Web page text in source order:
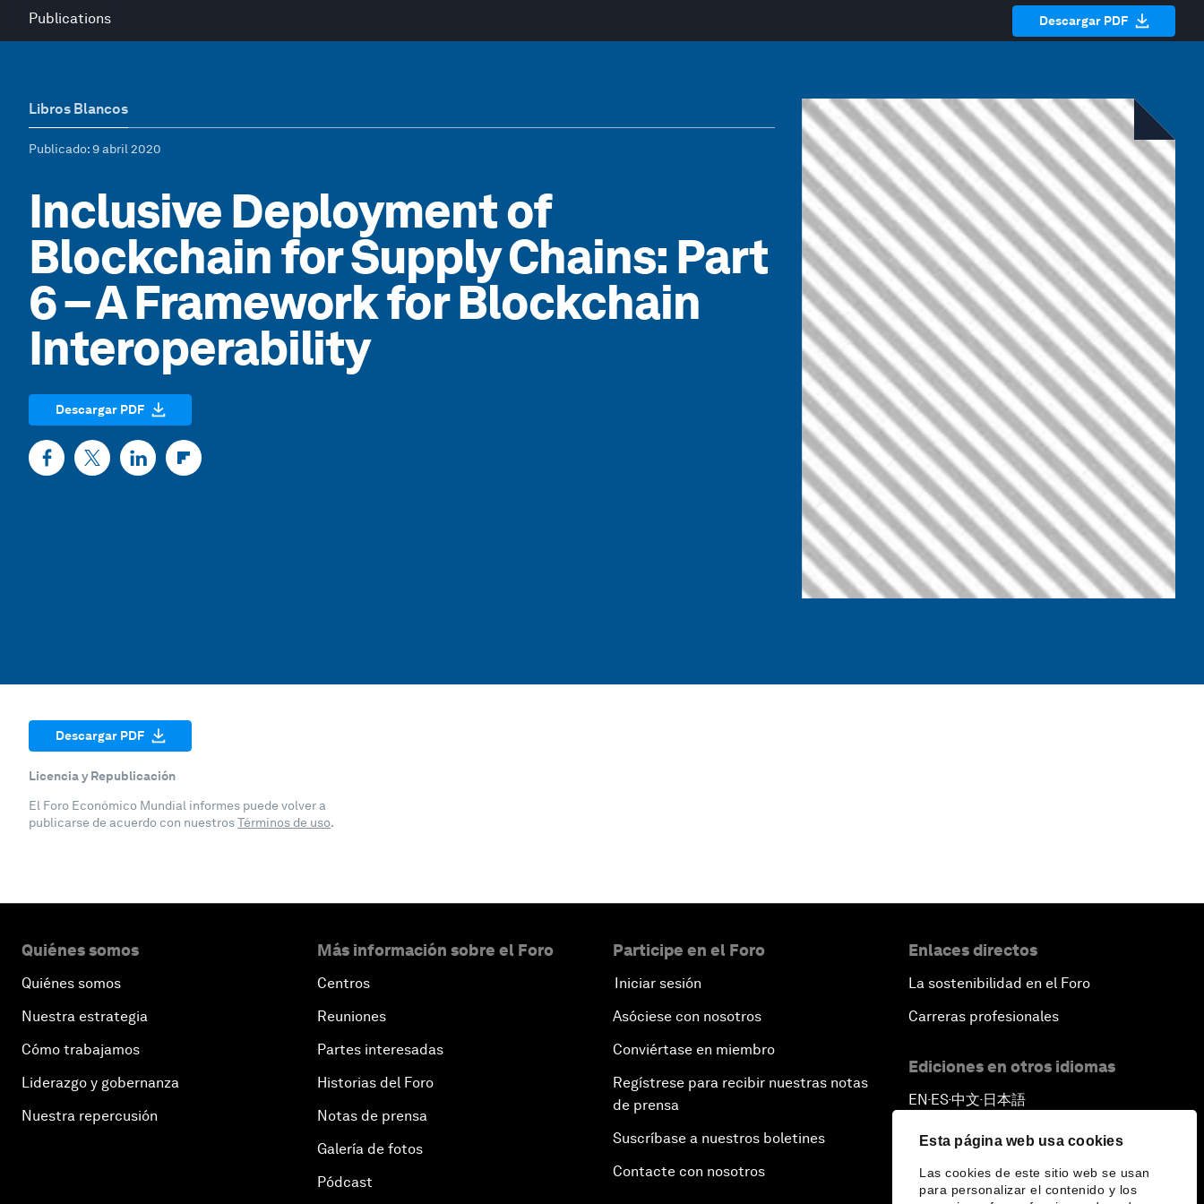
Esta página web usa cookies
Las cookies de este sitio web se usan
para personalizar el contenido y los
Publications Descargar PDF
Libros Blancos
Publicado: 9 abril 2020
Inclusive Deployment of
Blockchain for Supply Chains: Part
6 – A Framework for Blockchain
Interoperability
Descargar PDF
Descargar PDF
Licencia y Republicación
El Foro Económico Mundial informes puede volver a
publicarse de acuerdo con nuestrosTérminos de uso.
Quiénes somos
Quiénes somos
Nuestra estrategia
Cómo trabajamos
Liderazgo y gobernanza
Nuestra repercusión
Más información sobre el Foro
Centros
Reuniones
Partes interesadas
Historias del Foro
Notas de prensa
Galería de fotos
Pódcast
Participe en el Foro
Iniciar sesión
Asóciese con nosotros
Conviértase en miembro
Regístrese para recibir nuestras notas
de prensa
Suscríbase a nuestros boletines
Contacte con nosotros
Enlaces directos
La sostenibilidad en el Foro
Carreras profesionales
Ediciones en otros idiomas
EN ▪ES▪中文▪ 日本語